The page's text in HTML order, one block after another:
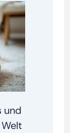
und